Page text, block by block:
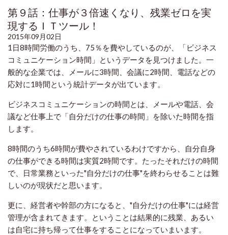
第９話：仕事が３倍速くなり、残業ゼロを実
現するＩＴツール！
2015年09月02日
1日8時間労働のうち、75％を費やしているのが、「ビジネス
コミュニケーション時間」というデータを見つけました。一
般的な企業では、メールに3時間、会議に2時間、電話などの
応対に1時間という統計データが出ています。
ビジネスコミュニケーションの時間とは、メールや電話、会
議など仕事上で「自分だけの仕事の時間」を除いた時間を指
します。
8時間のうち6時間が費やされているわけですから、自分自身
の仕事ができる時間は実質2時間です。たったそれだけの時間
で、日常業務といった"自分だけの仕事"を終わらせることは難
しいのが現状だと思います。
更に、経営者や幹部の方になると、"自分だけの仕事"には経営
管理が含まれてきます。ということは結果的に残業、あるい
は自宅に持ち帰って仕事をすることになっていまいます。